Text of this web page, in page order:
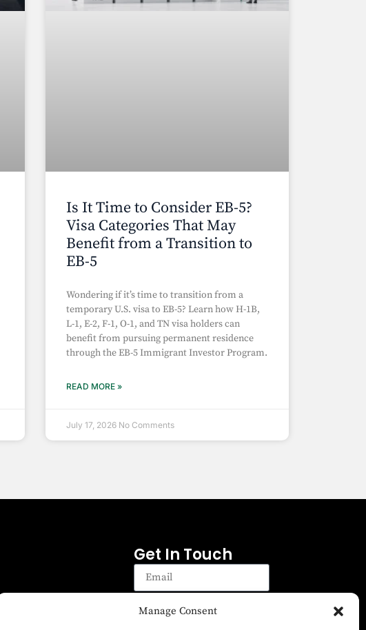
Manage Consent
Is It Time to Consider EB-5?
Visa Categories That May
Benefit from a Transition to
EB-5
Wondering if it’s time to transition from a
temporary U.S. visa to EB-5? Learn how H-1B,
L-1, E-2, F-1, O-1, and TN visa holders can
benefit from pursuing permanent residence
through the EB-5 Immigrant Investor Program.
READ MORE »
July 17, 2026 No Comments
Get In Touch
Sign up